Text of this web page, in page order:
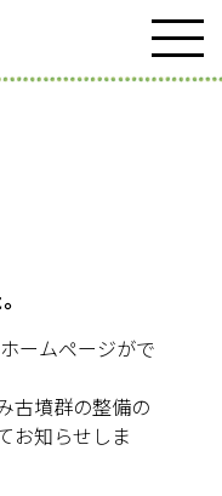
ームページがで
古墳群の整備の
お知らせしま